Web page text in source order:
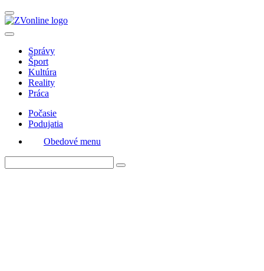
Správy
Šport
Kultúra
Reality
Práca
Počasie
Podujatia
Obedové menu